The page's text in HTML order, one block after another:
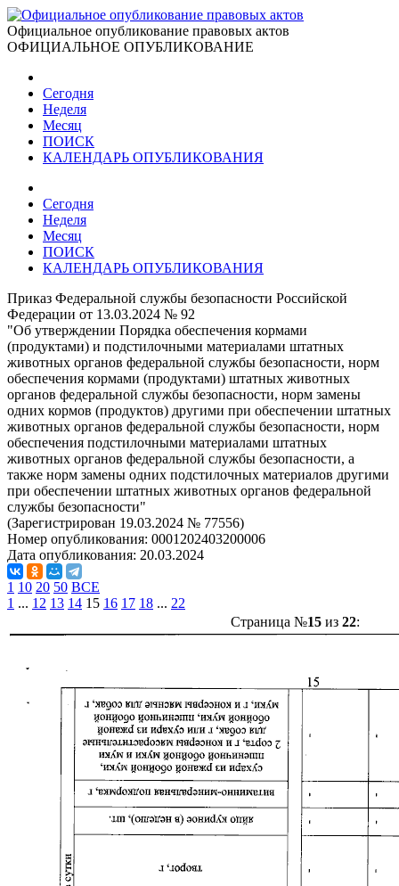
Официальное опубликование правовых актов
ОФИЦИАЛЬНОЕ ОПУБЛИКОВАНИЕ
Сегодня
Неделя
Месяц
ПОИСК
КАЛЕНДАРЬ ОПУБЛИКОВАНИЯ
Сегодня
Неделя
Месяц
ПОИСК
КАЛЕНДАРЬ ОПУБЛИКОВАНИЯ
Приказ Федеральной службы безопасности Российской
Федерации от 13.03.2024 № 92
"Об утверждении Порядка обеспечения кормами
(продуктами) и подстилочными материалами штатных
животных органов федеральной службы безопасности, норм
обеспечения кормами (продуктами) штатных животных
органов федеральной службы безопасности, норм замены
одних кормов (продуктов) другими при обеспечении штатных
животных органов федеральной службы безопасности, норм
обеспечения подстилочными материалами штатных
животных органов федеральной службы безопасности, а
также норм замены одних подстилочных материалов другими
при обеспечении штатных животных органов федеральной
службы безопасности"
(Зарегистрирован 19.03.2024 № 77556)
Номер опубликования: 0001202403200006
Дата опубликования: 20.03.2024
1 10 20 50 ВСЕ
1 ... 12 13 14 15 16 17 18 ... 22
Страница №15из 22: